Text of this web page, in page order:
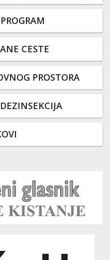
CESTE
PROSTORA